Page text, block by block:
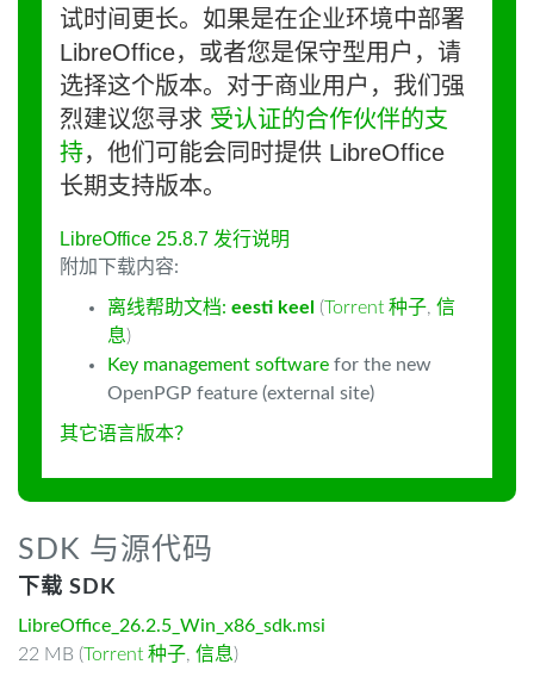
试时间更长。如果是在企业环境中部署
LibreOffice，或者您是保守型用户，请
选择这个版本。对于商业用户，我们强
烈建议您寻求 受认证的合作伙伴的支
持，他们可能会同时提供 LibreOffice
长期支持版本。
LibreOffice 25.8.7 发行说明
附加下载内容:
离线帮助文档: eesti keel (Torrent 种子, 信
息)
Key management software for the new
OpenPGP feature (external site)
其它语言版本？
SDK 与源代码
下载 SDK
LibreOffice_26.2.5_Win_x86_sdk.msi
22 MB (Torrent 种子, 信息)